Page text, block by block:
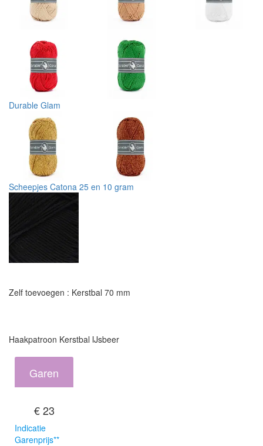
Durable Glam
Scheepjes Catona 25 en 10 gram
Zelf toevoegen : Kerstbal 70 mm
Haakpatroon Kerstbal IJsbeer
Garen
€ 23
Indicatie
Garenprijs**